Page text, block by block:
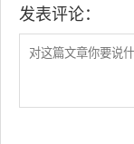
发表评论：